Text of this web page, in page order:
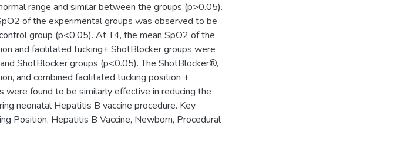
range and similar between the groups (p>0.05).
of the experimental groups was observed to be
group (p<0.05). At T4, the mean SpO2 of the
and facilitated tucking+ ShotBlocker groups were
ShotBlocker groups (p<0.05). The ShotBlocker®,
and combined facilitated tucking position +
found to be similarly effective in reducing the
neonatal Hepatitis B vaccine procedure. Key
Position, Hepatitis B Vaccine, Newborn, Procedural